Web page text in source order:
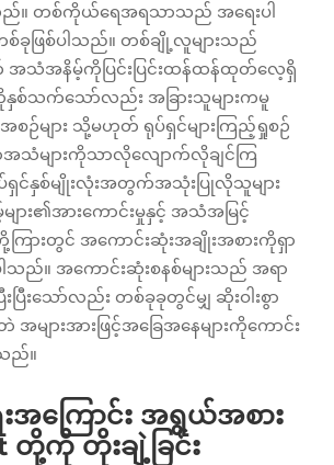
ည်။ တစ်ကိုယ်ရေအရသာသည် အရေးပါ
ခုဖြစ်ပါသည်။ တစ်ချို့လူများသည်
အသံအနိမ့်ကိုပြင်းပြင်းထန်ထန်ထုတ်လေ့ရှိ
နှစ်သက်သော်လည်း အခြားသူများကမူ
စဉ်များ သို့မဟုတ် ရုပ်ရှင်များကြည့်ရှုစဉ်
အသံများကိုသာလိုလျောက်လိုချင်ကြ
ရှင်နှစ်မျိုးလုံးအတွက်အသုံးပြုလိုသူများ
း၏အားကောင်းမှုနှင့် အသံအမြင့်
ကြားတွင် အကောင်းဆုံးအချိုးအစားကိုရှာ
သည်။ အကောင်းဆုံးစနစ်များသည် အရာ
းပြီးသော်လည်း တစ်ခုခုတွင်မျှ ဆိုးဝါးစွာ
များအားဖြင့်အခြေအနေများကိုကောင်း
ည်။
အကြောင်း အရွယ်အစား
တို့ကို တိုးချဲ့ခြင်း